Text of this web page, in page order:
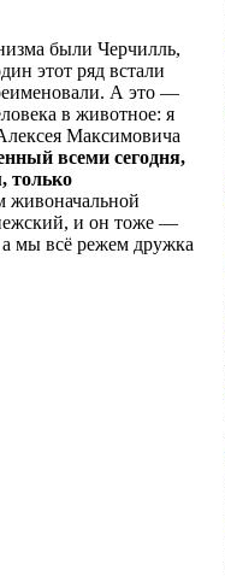
были Черчилль,
этот ряд встали
А это —
в животное: я
Максимовича
всеми сегодня,
только
живоначальной
и он тоже —
мы всё режем дружка